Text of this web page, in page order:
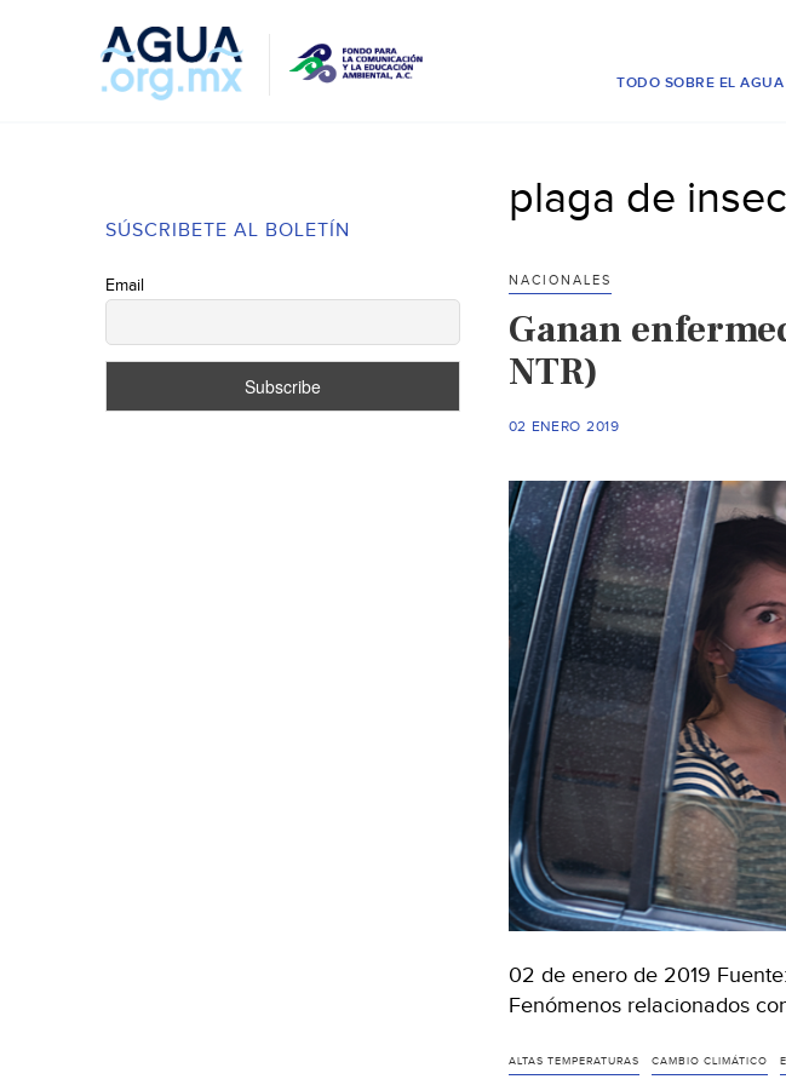
TODO SOBRE EL AGUA
SÚSCRIBETE AL BOLETÍN
Email
plaga de
NACIONALES
Ganan
NTR)
02 ENERO 2019
02 de enero de 2019
Fenómenos relacionados
ALTAS TEMPERATURAS CAMBIO CLIMÁTICO